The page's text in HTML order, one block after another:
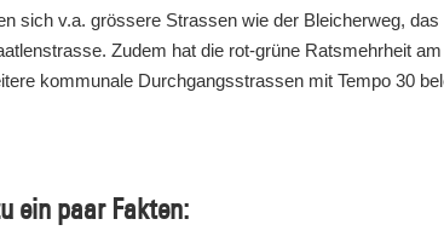
sich v.a. grössere Strassen wie der Bleicherweg, das
Zudem hat die rot-grüne Ratsmehrheit am
kommunale Durchgangsstrassen mit Tempo 30
ein paar Fakten: